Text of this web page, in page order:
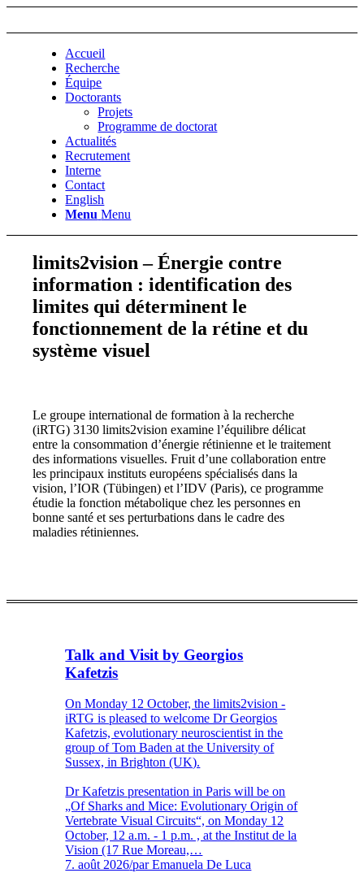
Accueil
Recherche
Équipe
Doctorants
Projets
Programme de doctorat
Actualités
Recrutement
Interne
Contact
English
Menu Menu
limits2vision – Énergie contre
information : identification des
limites qui déterminent le
fonctionnement de la rétine et du
système visuel
Le groupe international de formation à la recherche
(iRTG) 3130 limits2vision examine l’équilibre délicat
entre la consommation d’énergie rétinienne et le traitement
des informations visuelles. Fruit d’une collaboration entre
les principaux instituts européens spécialisés dans la
vision, l’IOR (Tübingen) et l’IDV (Paris), ce programme
étudie la fonction métabolique chez les personnes en
bonne santé et ses perturbations dans le cadre des
maladies rétiniennes.
Talk and Visit by Georgios
Kafetzis
On Monday 12 October, the limits2vision -
iRTG is pleased to welcome Dr Georgios
Kafetzis, evolutionary neuroscientist in the
group of Tom Baden at the University of
Sussex, in Brighton (UK).
Dr Kafetzis presentation in Paris will be on
„Of Sharks and Mice: Evolutionary Origin of
Vertebrate Visual Circuits“, on Monday 12
October, 12 a.m. - 1 p.m. , at the Institut de la
Vision (17 Rue Moreau,…
7. août 2026/par Emanuela De Luca